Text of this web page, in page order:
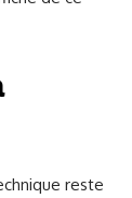
reste